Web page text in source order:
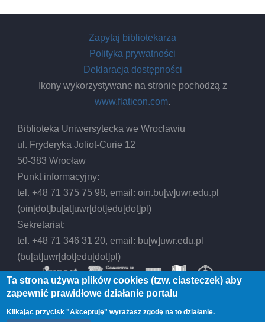
Zapytaj bibliotekarza
Polityka prywatności
Deklaracja dostępności
Ikony wykorzystywane na stronie pochodzą z
www.flaticon.com.
Biblioteka Uniwersytecka we Wrocławiu
ul. Fryderyka Joliot-Curie 12
50-383 Wrocław
Punkt informacyjny:
tel. +48 71 375 75 98, email:oin.bu[w]uwr.edu.pl
(oin[dot]bu[at]uwr[dot]edu[dot]pl)
Sekretariat:
tel. +48 71 346 31 20, email: bu[w]uwr.edu.pl
(bu[at]uwr[dot]edu[dot]pl)
Ta strona używa plików cookies (tzw. ciasteczek) aby
zapewnić prawidłowe działanie portalu
Klikając przycisk "Akceptuję" wyrażasz zgodę na to działanie.